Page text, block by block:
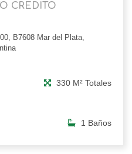
CREDITO
B7608 Mar del Plata,
330 M² Totales
1 Baños